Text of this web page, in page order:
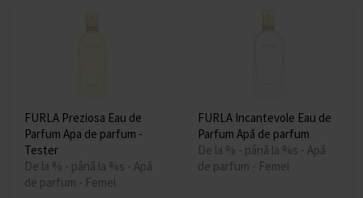
FURLA Preziosa Eau de
Parfum Apa de parfum -
Tester
De la % - până la %s - Apă
de parfum - Femei
FURLA Incantevole Eau de
Parfum Apă de parfum
De la % - până la %s - Apă
de parfum - Femei